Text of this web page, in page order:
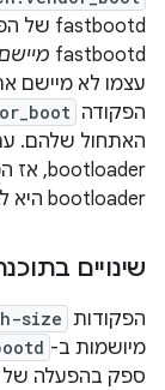
fastbootd
עצמו לא מיישם
הפקודה
האתחול שלהם.
bootloader היא לא אפשרות שנתמכת על ידי הספק.
שינויים
הפקודות size
מיושמות ב-